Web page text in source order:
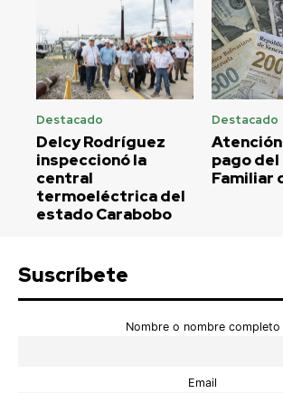
Destacado
Delcy Rodríguez
inspeccionó la
central
termoeléctrica del
estado Carabobo
Destacado
pago del
Familiar
Suscríbete
Nombre o nombre completo
Email